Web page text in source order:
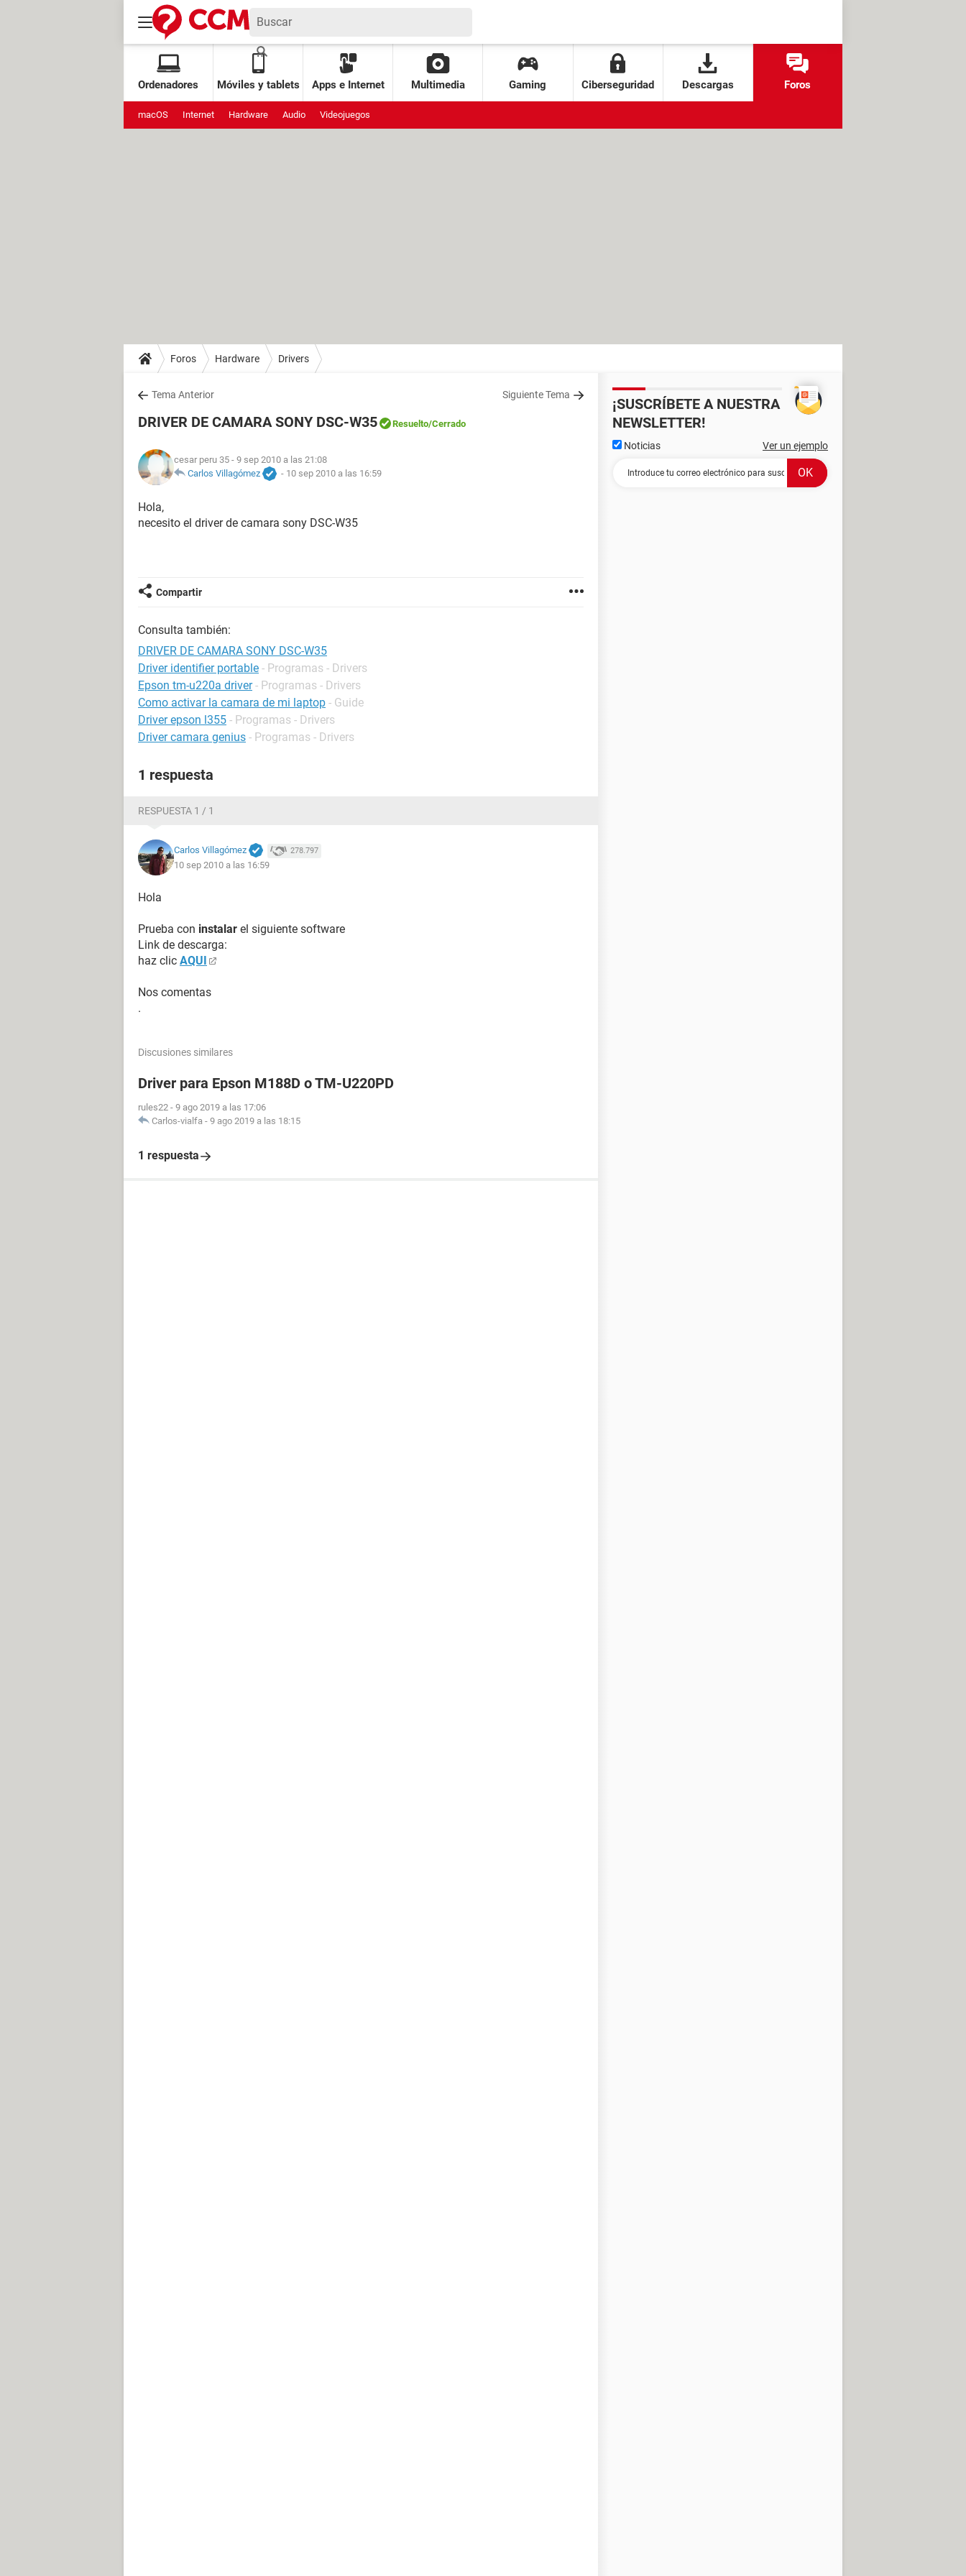
Ordenadores Móviles y tablets Apps e Internet Multimedia Gaming Ciberseguridad Descargas Foros
macOS Internet Hardware Audio Videojuegos
Foros Hardware Drivers
Tema Anterior Siguiente Tema
DRIVER DE CAMARA SONY DSC-W35 Resuelto/Cerrado
cesar peru 35 - 9 sep 2010 a las 21:08
Carlos Villagómez
- 10 sep 2010 a las 16:59
Hola,
necesito el driver de camara sony DSC-W35
Compartir
Consulta también:
DRIVER DE CAMARA SONY DSC-W35
Driver identifier portable - Programas - Drivers
Epson tm-u220a driver - Programas - Drivers
Como activar la camara de mi laptop - Guide
Driver epson l355 - Programas - Drivers
Driver camara genius - Programas - Drivers
1 respuesta
RESPUESTA 1 / 1
Carlos Villagómez 278.797
10 sep 2010 a las 16:59
Hola
Prueba con instalar el siguiente software
Link de descarga:
haz clic AQUI
Nos comentas
.
Discusiones similares
Driver para Epson M188D o TM-U220PD
rules22 - 9 ago 2019 a las 17:06
Carlos-vialfa - 9 ago 2019 a las 18:15
1 respuesta
¡SUSCRÍBETE A NUESTRA
NEWSLETTER!
Noticias Ver un ejemplo